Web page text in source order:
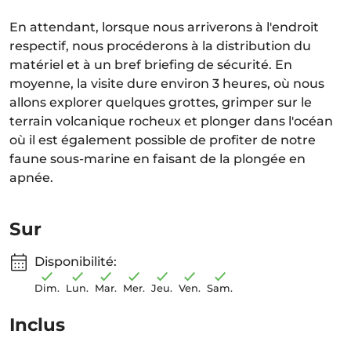
En attendant, lorsque nous arriverons à l'endroit
respectif, nous procéderons à la distribution du
matériel et à un bref briefing de sécurité. En
moyenne, la visite dure environ 3 heures, où nous
allons explorer quelques grottes, grimper sur le
terrain volcanique rocheux et plonger dans l'océan
où il est également possible de profiter de notre
faune sous-marine en faisant de la plongée en
apnée.
Sur
Disponibilité:
Dim. Lun. Mar. Mer. Jeu. Ven. Sam.
Inclus